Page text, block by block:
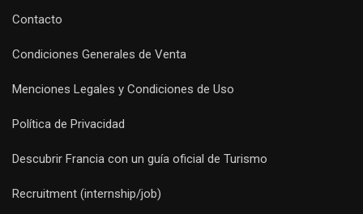
Contacto
Condiciones Generales de Venta
Menciones Legales y Condiciones de Uso
Política de Privacidad
Descubrir Francia con un guía oficial de Turismo
Recruitment (internship/job)